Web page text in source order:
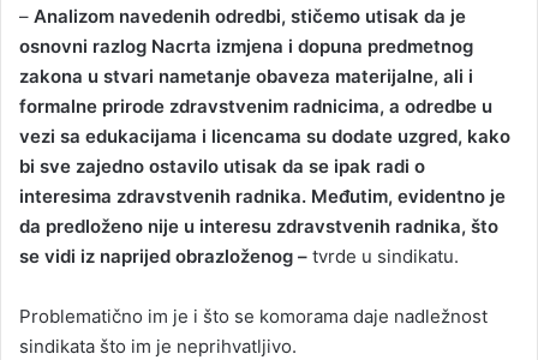
– Analizom navedenih odredbi, stičemo utisak da je
osnovni razlog Nacrta izmjena i dopuna predmetnog
zakona u stvari nametanje obaveza materijalne, ali i
formalne prirode zdravstvenim radnicima, a odredbe u
vezi sa edukacijama i licencama su dodate uzgred, kako
bi sve zajedno ostavilo utisak da se ipak radi o
interesima zdravstvenih radnika. Međutim, evidentno je
da predloženo nije u interesu zdravstvenih radnika, što
se vidi iz naprijed obrazloženog – tvrde u sindikatu.
Problematično im je i što se komorama daje nadležnost
sindikata što im je neprihvatljivo.